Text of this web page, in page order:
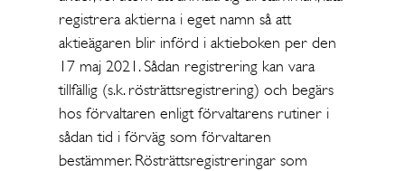
registrera aktierna i eget namn så att
aktieägaren blir införd i aktieboken per den
17 maj 2021. Sådan registrering kan vara
tillfällig (s.k. rösträttsregistrering) och begärs
hos förvaltaren enligt förvaltarens rutiner i
sådan tid i förväg som förvaltaren
bestämmer. Rösträttsregistreringar som